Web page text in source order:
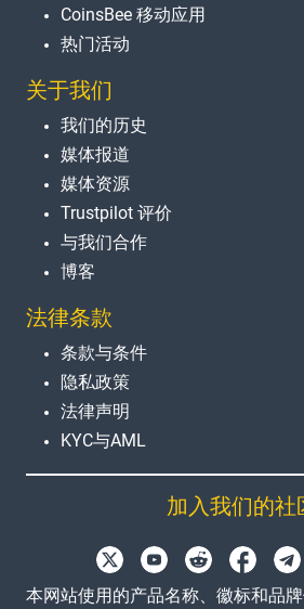
CoinsBee 移动应用
热门活动
关于我们
我们的历史
媒体报道
媒体资源
Trustpilot 评价
与我们合作
博客
法律条款
条款与条件
隐私政策
法律声明
KYC与AML
加入我们的社
本网站使用的产品名称、徽标和品